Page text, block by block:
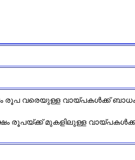
രൂപ വരെയുള്ള വായ്പകൾക്ക്
രൂപയ്ക്ക് മുകളിലുള്ള